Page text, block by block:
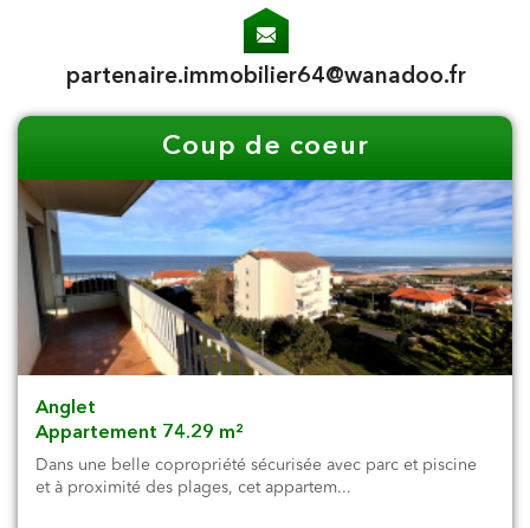
partenaire.immobilier64@wanadoo.fr
Coup de coeur
Anglet
Appartement 74.29 m²
Dans une belle copropriété sécurisée avec parc et piscine
et à proximité des plages, cet appartem...